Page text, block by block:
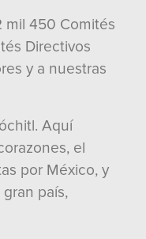
mil 450 Comités
Directivos
y a nuestras
Aquí
el
por México, y
país,